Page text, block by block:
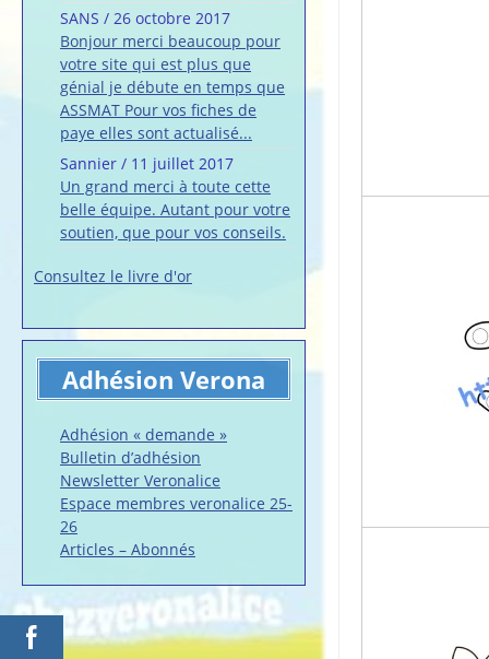
SANS / 26 octobre 2017
Bonjour merci beaucoup pour
votre site qui est plus que
génial je débute en temps que
ASSMAT Pour vos fiches de
paye elles sont actualisé...
Sannier / 11 juillet 2017
Un grand merci à toute cette
belle équipe. Autant pour votre
soutien, que pour vos conseils.
Consultez le livre d'or
Adhésion Verona
Adhésion « demande »
Bulletin d’adhésion
Newsletter Veronalice
Espace membres veronalice 25-
26
Articles – Abonnés